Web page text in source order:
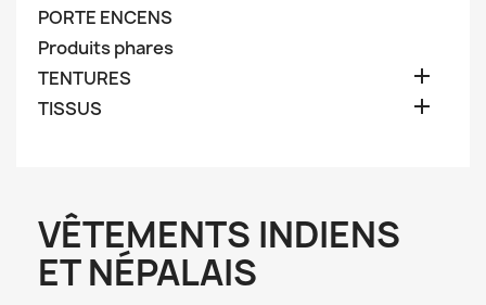
PORTE ENCENS
Produits phares
TENTURES

TISSUS 
VÊTEMENTS INDIENS
ET NÉPALAIS